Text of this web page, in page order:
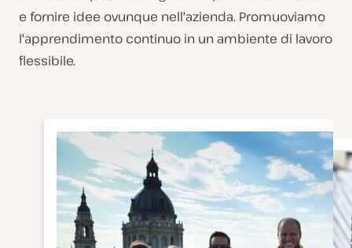
e fornire idee ovunque nell'azienda. Promuoviamo
l'apprendimento continuo in un ambiente di lavoro
flessibile.